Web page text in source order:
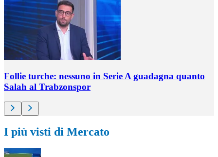
Follie turche: nessuno in Serie A guadagna quanto
Salah al Trabzonspor
I più visti di Mercato